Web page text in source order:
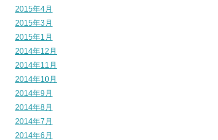
2015年4月
2015年3月
2015年1月
2014年12月
2014年11月
2014年10月
2014年9月
2014年8月
2014年7月
2014年6月